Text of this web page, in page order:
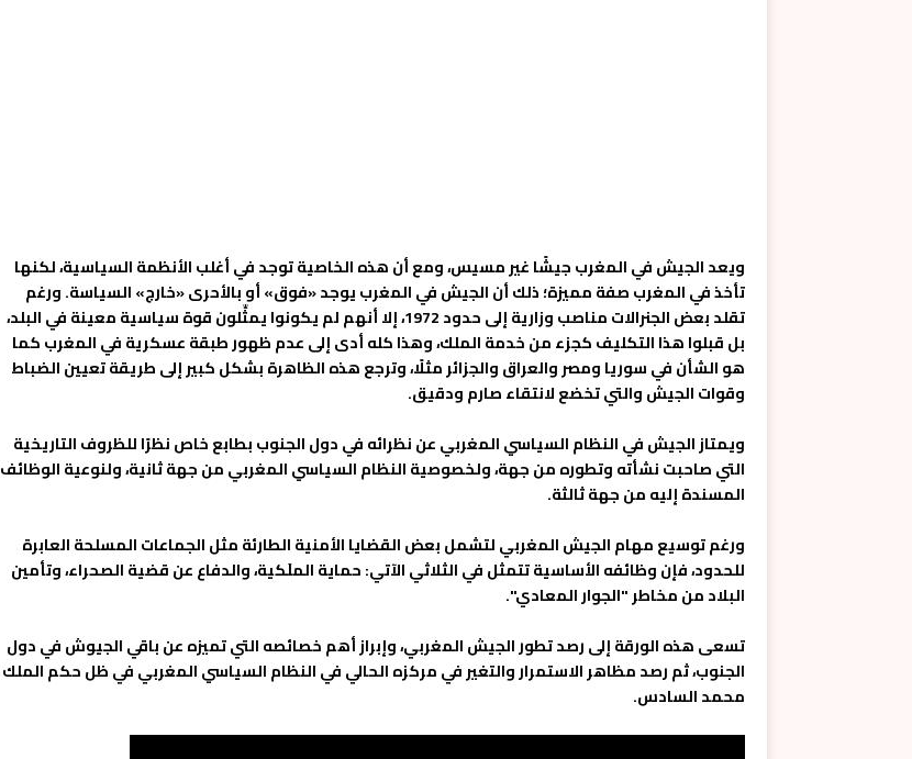
ويعد الجيش في المغرب جيشًا غير مسيس، ومع أن هذه الخاصية توجد في أغلب الأنظمة السياسية، لكنها
تأخذ في المغرب صفة مميزة؛ ذلك أن الجيش في المغرب يوجد «فوق» أو بالأحرى «خارج» السياسة. ورغم
تقلد بعض الجنرالات مناصب وزارية إلى حدود 1972، إلا أنهم لم يكونوا يمثِّلون قوة سياسية معينة في البلد،
بل قبلوا هذا التكليف كجزء من خدمة الملك، وهذا كله أدى إلى عدم ظهور طبقة عسكرية في المغرب كما
هو الشأن في سوريا ومصر والعراق والجزائر مثلًا، وترجع هذه الظاهرة بشكل كبير إلى طريقة تعيين الضباط
وقوات الجيش والتي تخضع لانتقاء صارم ودقيق.
ويمتاز الجيش في النظام السياسي المغربي عن نظرائه في دول الجنوب بطابع خاص نظرًا للظروف التاريخية
التي صاحبت نشأته وتطوره من جهة، ولخصوصية النظام السياسي المغربي من جهة ثانية، ولنوعية الوظائف
المسندة إليه من جهة ثالثة.
ورغم توسيع مهام الجيش المغربي لتشمل بعض القضايا الأمنية الطارئة مثل الجماعات المسلحة العابرة
للحدود، فإن وظائفه الأساسية تتمثل في الثلاثي الآتي: حماية الملَكية، والدفاع عن قضية الصحراء، وتأمين
البلاد من مخاطر "الجوار المعادي".
تسعى هذه الورقة إلى رصد تطور الجيش المغربي، وإبراز أهم خصائصه التي تميزه عن باقي الجيوش في دول
الجنوب، ثم رصد مظاهر الاستمرار والتغير في مركزه الحالي في النظام السياسي المغربي في ظل حكم الملك
محمد السادس.